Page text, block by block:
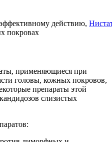
действию,
покровах
применяющиеся при
головы, кожных покровов,
препараты этой
слизистых